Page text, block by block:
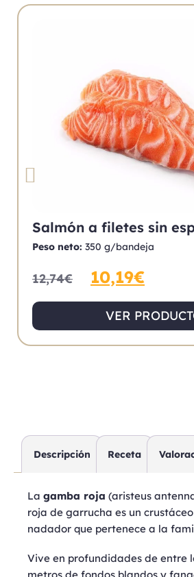
Salmón a filetes sin
Peso neto: 350 g/bandeja
12,74€ 10,19€
VER
Descripción Receta
La gamba roja (aristeus
roja de garrucha es un
nadador que pertenece a la
Vive en profundidades de entre